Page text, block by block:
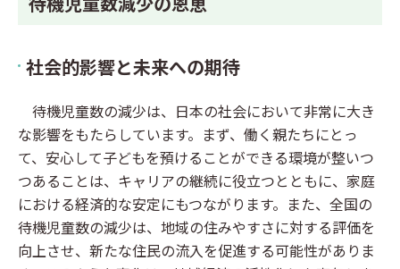
社会的影響と未来への期待
待機児童数の減少は、日本の社会において非常に大き
な影響をもたらしています。まず、働く親たちにとっ
て、安心して子どもを預けることができる環境が整いつ
つあることは、キャリアの継続に役立つとともに、家庭
における経済的な安定にもつながります。また、全国の
待機児童数の減少は、地域の住みやすさに対する評価を
向上させ、新たな住民の流入を促進する可能性がありま